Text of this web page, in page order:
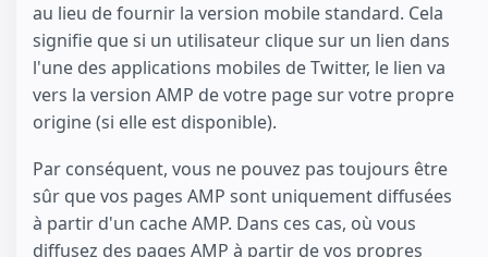
au lieu de fournir la version mobile standard. Cela
signifie que si un utilisateur clique sur un lien dans
l'une des applications mobiles de Twitter, le lien va
vers la version AMP de votre page sur votre propre
origine (si elle est disponible).
Par conséquent, vous ne pouvez pas toujours être
sûr que vos pages AMP sont uniquement diffusées
à partir d'un cache AMP. Dans ces cas, où vous
diffusez des pages AMP à partir de vos propres